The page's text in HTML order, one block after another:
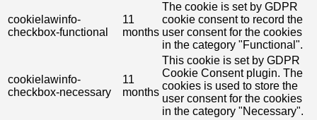
cookielawinfo-
checkbox-functional
11
months
The cookie is set by GDPR
cookie consent to record the
user consent for the cookies
in the category "Functional".
cookielawinfo-
checkbox-necessary
11
months
This cookie is set by GDPR
Cookie Consent plugin. The
cookies is used to store the
user consent for the cookies
in the category "Necessary".